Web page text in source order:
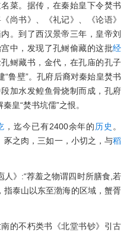
菜。据传，在秦始皇下令焚书
尚书》、《礼记》、《论语》
。到了西汉景帝三年，皇帝刘
中，发现了孔鲥偷藏的这批经
鲥藏书，金代，在孔庙的孔子
“鲁壁”。孔府后裔对秦始皇焚书
加水发鳇鱼骨烧制而成，孔府
皇“焚书坑儒”之恨。
，迄今已有2400余年的历史 。
豕之肉，三如一，小切之，与稻
》:“荐羞之物谓四时所膳食,若
指泰山以东至渤海的区域，蟹胥
的不朽类书《北堂书钞》引古